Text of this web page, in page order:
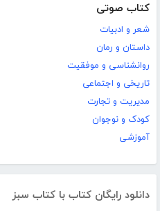
کتاب صوتی
شعر و ادبیات
داستان و رمان
روانشناسی و موفقیت
تاریخی و اجتماعی
مدیریت و تجارت
کودک و نوجوان
آموزشی
دانلود رایگان کتاب با کتاب سبز